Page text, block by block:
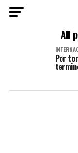
All
Por